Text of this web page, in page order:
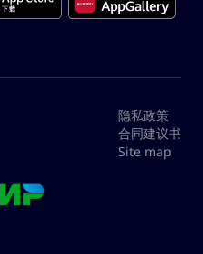
隐私政策
合同建议书
Site map